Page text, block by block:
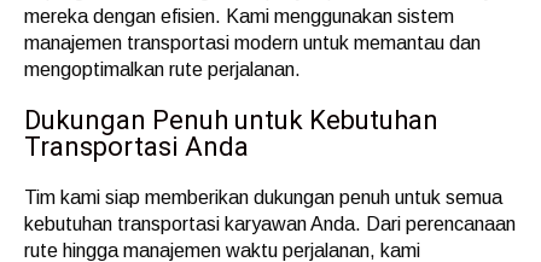
mereka dengan efisien. Kami menggunakan sistem
manajemen transportasi modern untuk memantau dan
mengoptimalkan rute perjalanan.
Dukungan Penuh untuk Kebutuhan
Transportasi Anda
Tim kami siap memberikan dukungan penuh untuk semua
kebutuhan transportasi karyawan Anda. Dari perencanaan
rute hingga manajemen waktu perjalanan, kami